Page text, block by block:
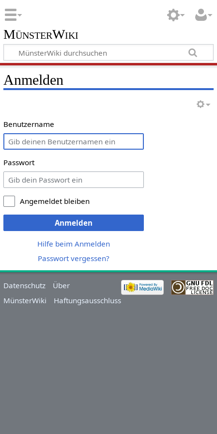
MünsterWiki
Anmelden
Benutzername
Passwort
Angemeldet bleiben
Anmelden
Hilfe beim Anmelden
Passwort vergessen?
Datenschutz
Über
MünsterWiki
Haftungsausschluss